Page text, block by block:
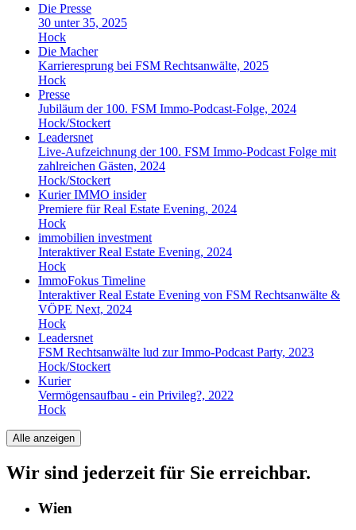
Die Presse
30 unter 35, 2025
Hock
Die Macher
Karrieresprung bei FSM Rechtsanwälte, 2025
Hock
Presse
Jubiläum der 100. FSM Immo-Podcast-Folge, 2024
Hock/Stockert
Leadersnet
Live-Aufzeichnung der 100. FSM Immo-Podcast Folge mit
zahlreichen Gästen, 2024
Hock/Stockert
Kurier IMMO insider
Premiere für Real Estate Evening, 2024
Hock
immobilien investment
Interaktiver Real Estate Evening, 2024
Hock
ImmoFokus Timeline
Interaktiver Real Estate Evening von FSM Rechtsanwälte &
VÖPE Next, 2024
Hock
Leadersnet
FSM Rechtsanwälte lud zur Immo-Podcast Party, 2023
Hock/Stockert
Kurier
Vermögensaufbau - ein Privileg?, 2022
Hock
Alle anzeigen
Wir sind jederzeit für Sie erreichbar.
Wien